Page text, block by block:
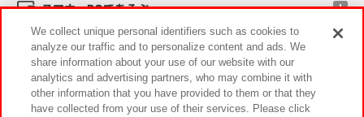
スマホ・PCであそぶ
イベント・キャンペーン
We collect unique personal identifiers such as cookies to
analyze our traffic and to personalize content and ads. We
share information about your use of our website with our
analytics and advertising partners, who may combine it with
other information that you have provided to them or that they
have collected from your use of their services. Please click